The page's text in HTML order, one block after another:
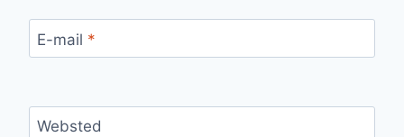
E-mail *
Websted